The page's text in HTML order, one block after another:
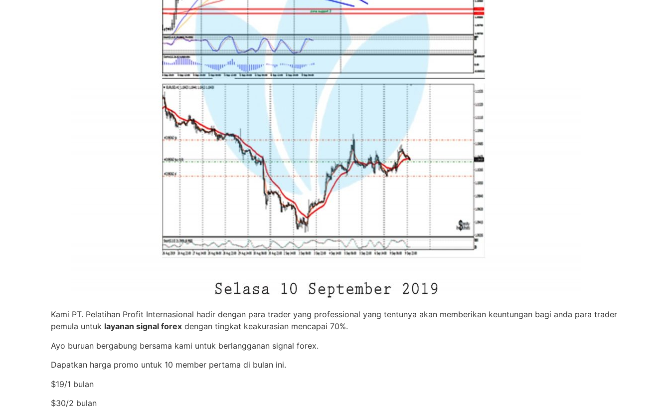
Kami PT. Pelatihan Profit Internasional hadir dengan para trader yang professional yang tentunya akan memberikan keuntungan bagi anda para trader
pemula untuk layanan signal forex dengan tingkat keakurasian mencapai 70%.
Ayo buruan bergabung bersama kami untuk berlangganan signal forex.
Dapatkan harga promo untuk 10 member pertama di bulan ini.
$19/1 bulan
$30/2 bulan